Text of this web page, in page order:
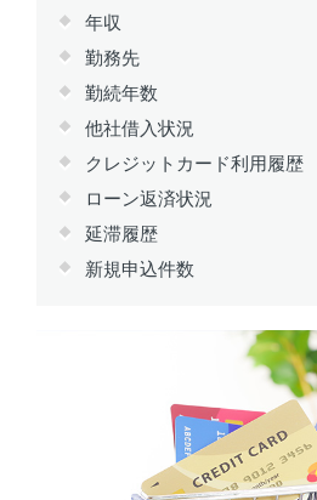
年収
勤務先
勤続年数
他社借入状況
クレジットカード利用履歴
ローン返済状況
延滞履歴
新規申込件数